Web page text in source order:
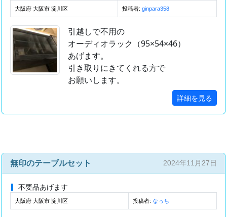
大阪府 大阪市 淀川区 投稿者: ginpara358
引越しで不用の
オーディオラック（95×54×46）
あげます。
引き取りにきてくれる方で
お願いします。
詳細を見る
無印のテーブルセット 2024年11月27日
不要品あげます
大阪府 大阪市 淀川区 投稿者: なっち